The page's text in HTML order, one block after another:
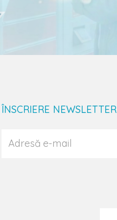
ÎNSCRIERE NEWSLETTER